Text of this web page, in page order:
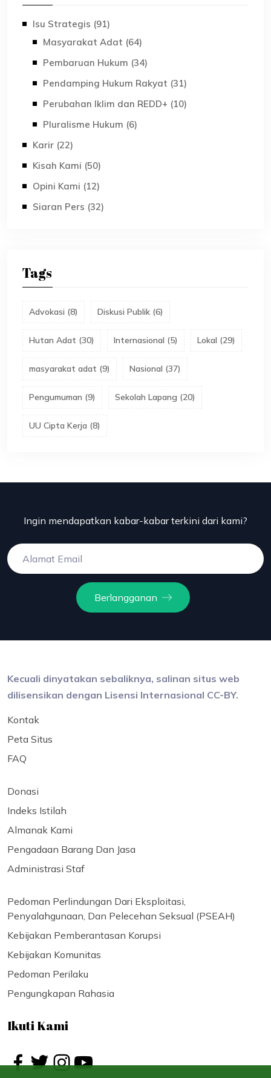
Isu Strategis (91)
Masyarakat Adat (64)
Pembaruan Hukum (34)
Pendamping Hukum Rakyat (31)
Perubahan Iklim dan REDD+ (10)
Pluralisme Hukum (6)
Karir (22)
Kisah Kami (50)
Opini Kami (12)
Siaran Pers (32)
Tags
Advokasi (8) Diskusi Publik (6)
Hutan Adat (30) Internasional (5) Lokal (29)
masyarakat adat (9) Nasional (37)
Pengumuman (9) Sekolah Lapang (20)
UU Cipta Kerja (8)
Ingin mendapatkan kabar-kabar terkini dari kami?
Berlangganan
Kecuali dinyatakan sebaliknya, salinan situs web
dilisensikan dengan Lisensi Internasional CC-BY.
Kontak
Peta Situs
FAQ
Donasi
Indeks Istilah
Almanak Kami
Pengadaan Barang Dan Jasa
Administrasi Staf
Pedoman Perlindungan Dari Eksploitasi,
Penyalahgunaan, Dan Pelecehan Seksual (PSEAH)
Kebijakan Pemberantasan Korupsi
Kebijakan Komunitas
Pedoman Perilaku
Pengungkapan Rahasia
Ikuti Kami